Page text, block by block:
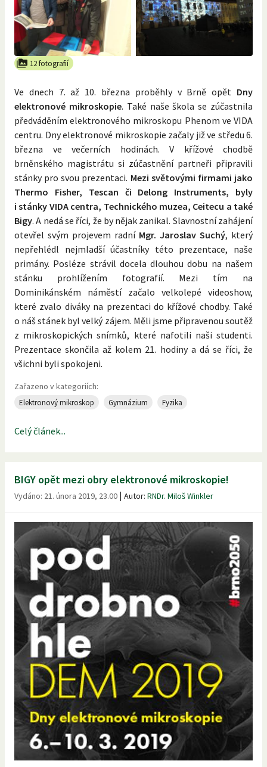
12 fotografií
Ve dnech 7. až 10. března proběhly v Brně opět Dny
elektronové mikroskopie. Také naše škola se zúčastnila
předváděním elektronového mikroskopu Phenom ve VIDA
centru. Dny elektronové mikroskopie začaly již ve středu 6.
března ve večerních hodinách. V křížové chodbě
brněnského magistrátu si zúčastnění partneři připravili
stánky pro svou prezentaci. Mezi světovými firmami jako
Thermo Fisher, Tescan či Delong Instruments, byly
i stánky VIDA centra, Technického muzea, Ceitecu a také
Bigy. A nedá se říci, že by nějak zanikal. Slavnostní zahájení
otevřel svým projevem radní Mgr. Jaroslav Suchý, který
nepřehlédl nejmladší účastníky této prezentace, naše
primány. Posléze strávil docela dlouhou dobu na našem
stánku prohlížením fotografií. Mezi tím na
Dominikánském náměstí začalo velkolepé videoshow,
které zvalo diváky na prezentaci do křížové chodby. Také
o náš stánek byl velký zájem. Měli jsme připravenou soutěž
z mikroskopických snímků, které nafotili naši studenti.
Prezentace skončila až kolem 21. hodiny a dá se říci, že
všichni byli spokojeni.
Zařazeno v kategoriích:
Elektronový mikroskop Gymnázium Fyzika
Celý článek...
BIGY opět mezi obry elektronové mikroskopie!
Vydáno: 21. února 2019, 23.00 | Autor: RNDr. Miloš Winkler